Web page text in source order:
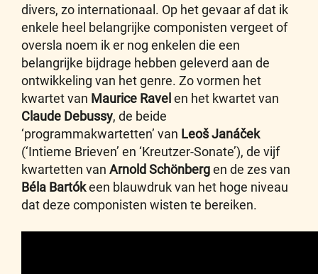
divers, zo internationaal. Op het gevaar af dat ik
enkele heel belangrijke componisten vergeet of
oversla noem ik er nog enkelen die een
belangrijke bijdrage hebben geleverd aan de
ontwikkeling van het genre. Zo vormen het
kwartet van Maurice Ravel en het kwartet van
Claude Debussy, de beide
‘programmakwartetten’ van Leoš Janáček
(‘Intieme Brieven’ en ‘Kreutzer-Sonate’), de vijf
kwartetten van Arnold Schönbergen de zes van
Béla Bartókeen blauwdruk van het hoge niveau
dat deze componisten wisten te bereiken.